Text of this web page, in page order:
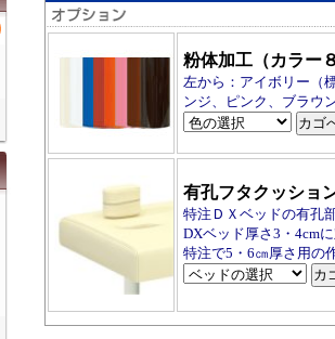
粉体加工（カラ
左から：アイボリー（
ンジ、ピンク、ブラウ
有孔フタクッシ
特注ＤＸベッドの有孔
DXベッド厚さ3・4cmに
特注で5・6㎝厚さ用の